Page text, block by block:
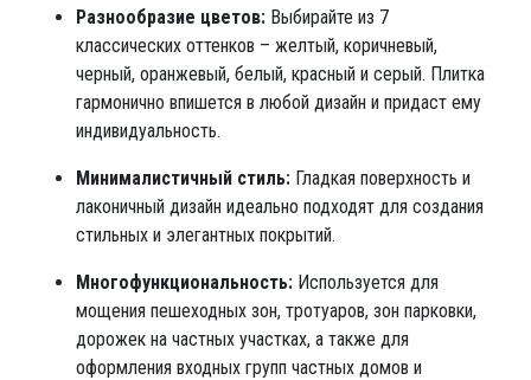
Разнообразие цветов: Выбирайте из 7
классических оттенков – желтый, коричневый,
черный, оранжевый, белый, красный и серый. Плитка
гармонично впишется в любой дизайн и придаст ему
индивидуальность.
Минималистичный стиль: Гладкая поверхность и
лаконичный дизайн идеально подходят для создания
стильных и элегантных покрытий.
Многофункциональность: Используется для
мощения пешеходных зон, тротуаров, зон парковки,
дорожек на частных участках, а также для
оформления входных групп частных домов и